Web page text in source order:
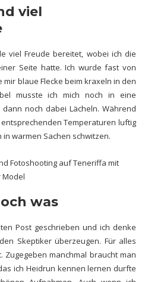
viel
viel Freude bereitet, wobei ich die
Seite hatte. Ich wurde fast von
blaue Flecke beim kraxeln in den
musste ich mich noch in eine
noch dabei Lächeln. Während
Temperaturen luftig
warmen Sachen schwitzen.
was
Post geschrieben und ich denke
Skeptiker überzeugen. Für alles
Zugegeben manchmal braucht man
ich Heidrun kennen lernen durfte